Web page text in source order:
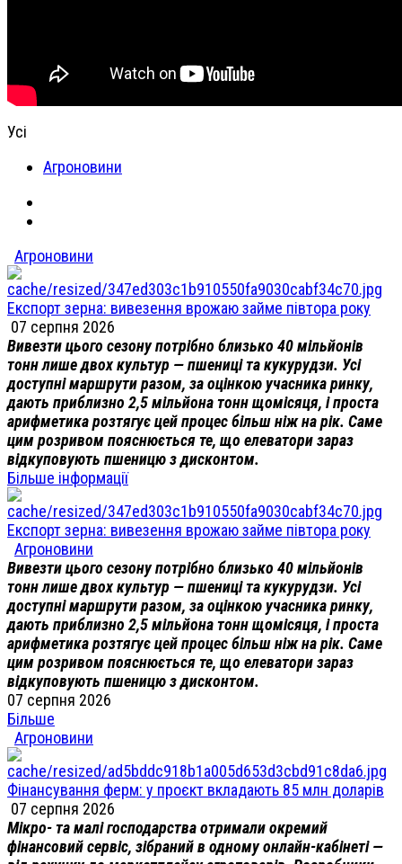
Усі
Агроновини
Агроновини
Експорт зерна: вивезення врожаю займе півтора року
07 серпня 2026
Вивезти цього сезону потрібно близько 40 мільйонів
тонн лише двох культур — пшениці та кукурудзи. Усі
доступні маршрути разом, за оцінкою учасника ринку,
дають приблизно 2,5 мільйона тонн щомісяця, і проста
арифметика розтягує цей процес більш ніж на рік. Саме
цим розривом пояснюється те, що елеватори зараз
відкуповують пшеницю з дисконтом.
Більше інформації
Експорт зерна: вивезення врожаю займе півтора року
Агроновини
Вивезти цього сезону потрібно близько 40 мільйонів
тонн лише двох культур — пшениці та кукурудзи. Усі
доступні маршрути разом, за оцінкою учасника ринку,
дають приблизно 2,5 мільйона тонн щомісяця, і проста
арифметика розтягує цей процес більш ніж на рік. Саме
цим розривом пояснюється те, що елеватори зараз
відкуповують пшеницю з дисконтом.
07 серпня 2026
Більше
Агроновини
Фінансування ферм: у проєкт вкладають 85 млн доларів
07 серпня 2026
Мікро- та малі господарства отримали окремий
фінансовий сервіс, зібраний в одному онлайн-кабінеті —